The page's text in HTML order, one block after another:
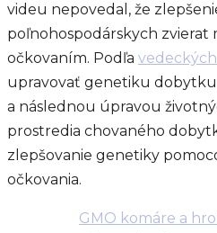
videu nepovedal, že
poľnohospodárskych zvierat
očkovaním. Podľa
upravovať genetiku
a následnou úpravou
prostredia chovaného
zlepšovanie genetiky
očkovania.
GMO komáre a